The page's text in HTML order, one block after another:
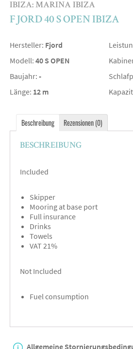
IBIZA: MARINA IBIZA
FJORD 40 S OPEN IBIZA
Hersteller: Fjord
Modell: 40 S OPEN
Baujahr: -
Länge: 12 m
Beschreibung Rezensionen (0)
BESCHREIBUNG
Included
Skipper
Mooring at base port
Full insurance
Drinks
Towels
VAT 21%
Not Included
Fuel consumption
Allgemeine